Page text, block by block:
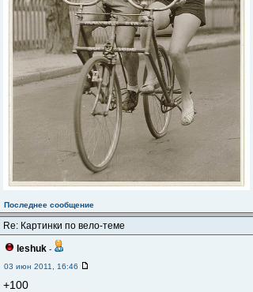
Последнее сообщение
Re: Картинки по вело-теме
leshuk -
03 июн 2011, 16:46
+100